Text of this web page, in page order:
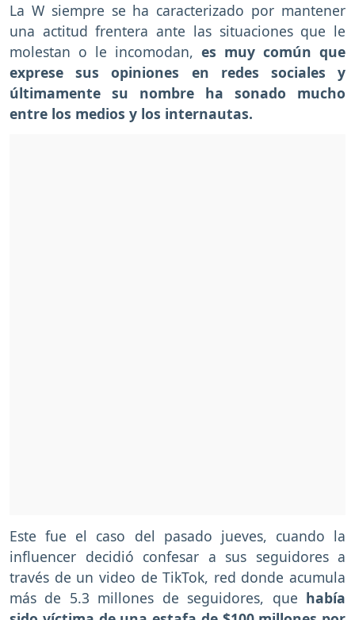
La W siempre se ha caracterizado por mantener
una actitud frentera ante las situaciones que le
molestan o le incomodan, es muy común que
exprese sus opiniones en redes sociales y
últimamente su nombre ha sonado mucho
entre los medios y los internautas.
Este fue el caso del pasado jueves, cuando la
influencer decidió confesar a sus seguidores a
través de un video de TikTok, red donde acumula
más de 5.3 millones de seguidores, que había